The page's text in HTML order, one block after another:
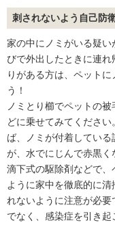
刺されないよう自己防
家の中にノミがいる疑
びで外出したときに連
りがある方は、ペット
う！
ノミとり櫛でペットの
どに乗せてみてくださ
ば、ノミが付着してい
が、水でにじんで赤黒く
滴下式の駆除剤などで
ように家中を徹底的に
れないように注意が必
でなく、感染症を引き